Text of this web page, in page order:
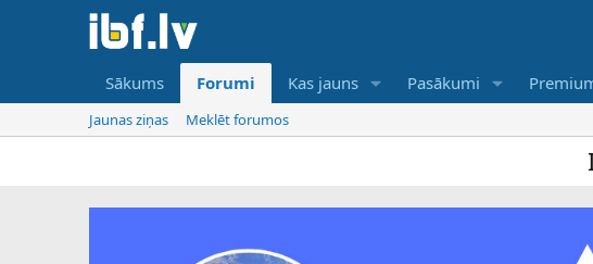
Sākums Forumi Kas jauns Pasākumi
Jaunas ziņas Meklēt forumos
IBF ir